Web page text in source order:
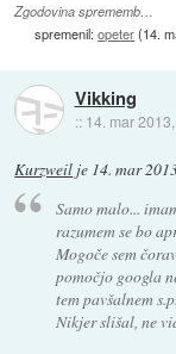
Zgodovina sprememb…
spremenil:opeter(14.
Vikking
:: 14. mar
Kurzweil je 14. mar
Samo malo...
razumem se bo
Mogoče sem
pomočjo googla
tem pavšalnem
Nikjer slišal, ne